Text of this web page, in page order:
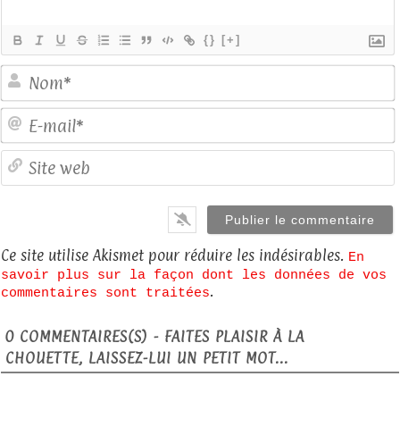
{} [+]
Ce site utilise Akismet pour réduire les indésirables. En
savoir plus sur la façon dont les données de vos
commentaires sont traitées.
0 COMMENTAIRES(S) - FAITES PLAISIR À LA
CHOUETTE, LAISSEZ-LUI UN PETIT MOT...